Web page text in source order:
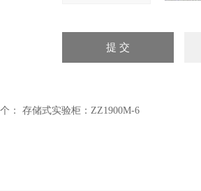
： 存储式实验柜：ZZ1900M-6